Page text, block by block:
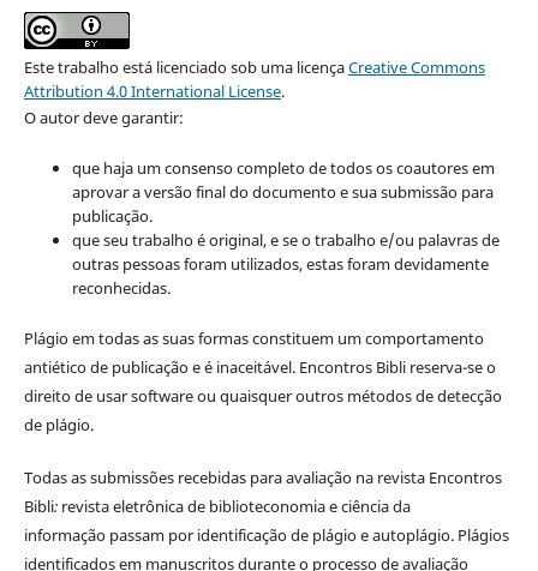
Este trabalho está licenciado sob uma licençaCreative Commons
Attribution 4.0 International License.
O autor deve garantir:
que haja um consenso completo de todos os coautores em
aprovar a versão final do documento e sua submissão para
publicação.
que seu trabalho é original, e se o trabalho e/ou palavras de
outras pessoas foram utilizados, estas foram devidamente
reconhecidas.
Plágio em todas as suas formas constituem um comportamento
antiético de publicação e é inaceitável. Encontros Bibli reserva-se o
direito de usar software ou quaisquer outros métodos de detecção
de plágio.
Todas as submissões recebidas para avaliação na revista Encontros
Bibli: revista eletrônica de biblioteconomia e ciência da
informaçãopassam por identificação de plágio e autoplágio. Plágios
identificados em manuscritos durante o processo de avaliação